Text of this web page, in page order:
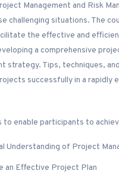
Management and Risk
challenging situations. The
the effective and
a comprehensive
strategy. Tips, techniques,
successfully in a rapidly
to enable participants to
Understanding of Project
an Effective Project Plan